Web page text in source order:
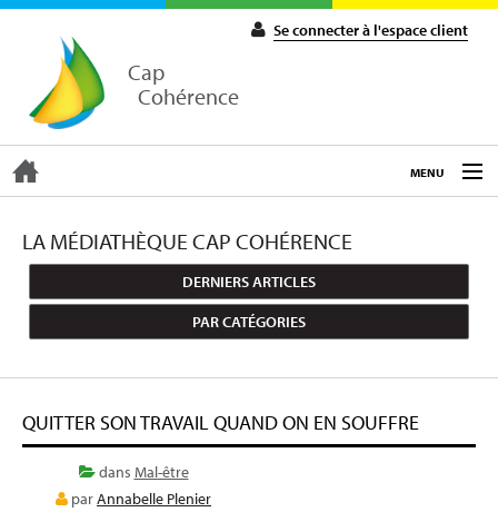
Cap
Cohérence
Se connecter à l'espace client
MENU
ACCUEIL
EXPERTISE
FORMATIONS
E-LEARNING
LA MÉDIATHÈQUE CAP COHÉRENCE
DERNIERS ARTICLES
PAR CATÉGORIES
QUITTER SON TRAVAIL QUAND ON EN SOUFFRE
dans Mal-être
parAnnabelle Plenier